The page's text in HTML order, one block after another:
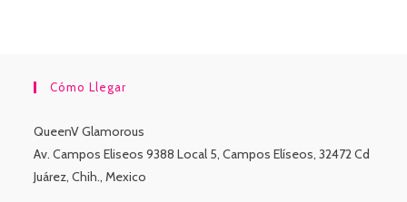
Cómo Llegar
QueenV Glamorous
Av. Campos Eliseos 9388 Local 5, Campos Elíseos, 32472 Cd
Juárez, Chih., Mexico